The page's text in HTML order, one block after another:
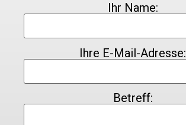
Ihr Name:
Ihre E-Mail-Adresse:
Betreff: